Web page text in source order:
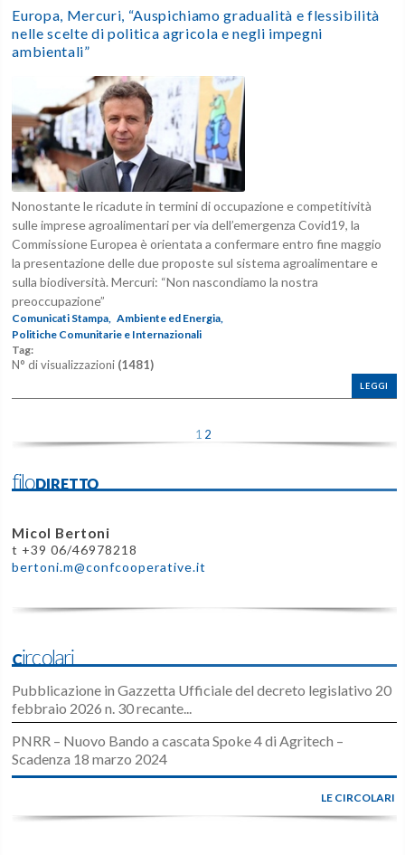
Europa, Mercuri, “Auspichiamo gradualità e flessibilità
nelle scelte di politica agricola e negli impegni
ambientali”
Nonostante le ricadute in termini di occupazione e competitività
sulle imprese agroalimentari per via dell’emergenza Covid19, la
Commissione Europea è orientata a confermare entro fine maggio
la presentazione delle due proposte sul sistema agroalimentare e
sulla biodiversità. Mercuri: “Non nascondiamo la nostra
preoccupazione”
Comunicati Stampa,
Ambiente ed Energia,
Politiche Comunitarie e Internazionali
Tag:
N° di visualizzazioni (1481)
LEGGI
1 2
filoDIRETTO
Micol Bertoni
t +39 06/46978218
bertoni.m@confcooperative.it
Circolari
Pubblicazione in Gazzetta Ufficiale del decreto legislativo 20
febbraio 2026 n. 30 recante...
PNRR – Nuovo Bando a cascata Spoke 4 di Agritech –
Scadenza 18 marzo 2024
LE CIRCOLARI